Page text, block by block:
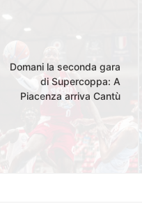
Domani la seconda gara
di Supercoppa: A
Piacenza arriva Cantù